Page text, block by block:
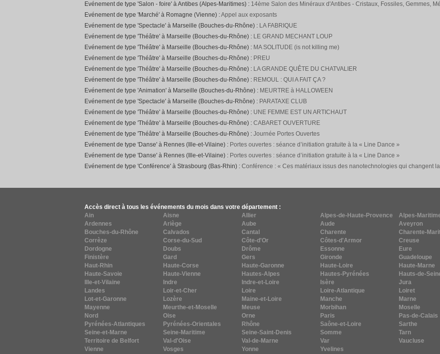
Evénement de type 'Salon - foire' à Antibes (Alpes-Maritimes) : 14ème Salon des Minéraux d'Antibes - Cristaux, Fossiles, Gemmes,
Evénement de type 'Marché' à Romagne (Vienne) :Appel aux exposants
Evénement de type 'Spectacle' à Marseille (Bouches-du-Rhône) : LA FABRIQUE
Evénement de type 'Théâtre' à Marseille (Bouches-du-Rhône) : LE GRAND MECHANT LOUP
Evénement de type 'Théâtre' à Marseille (Bouches-du-Rhône) : MA SOLITUDE (is not killing me)
Evénement de type 'Théâtre' à Marseille (Bouches-du-Rhône) : PREU
Evénement de type 'Théâtre' à Marseille (Bouches-du-Rhône) : LA GRANDE QUÊTE DU CHATVALIER
Evénement de type 'Théâtre' à Marseille (Bouches-du-Rhône) : REMOUL : QUI A FAIT ÇA ?
Evénement de type 'Animation' à Marseille (Bouches-du-Rhône) : MEURTRE à HALLOWEEN
Evénement de type 'Spectacle' à Marseille (Bouches-du-Rhône) : PARATAXE CLUB
Evénement de type 'Théâtre' à Marseille (Bouches-du-Rhône) : UNE FEMME EST UN ARTICHAUT
Evénement de type 'Théâtre' à Marseille (Bouches-du-Rhône) : CABARET OUVERTURE
Evénement de type 'Théâtre' à Marseille (Bouches-du-Rhône) : Journée Portes Ouvertes
Evénement de type 'Danse' à Rennes (Ille-et-Vilaine) : Portes ouvertes : séance d’initiation gratuite à la « Line Dance »
Evénement de type 'Danse' à Rennes (Ille-et-Vilaine) : Portes ouvertes : séance d’initiation gratuite à la « Line Dance »
Evénement de type 'Conférence' à Strasbourg (Bas-Rhin) : Conférence : « Ces matériaux issus des nanotechnologies qui changent
Accès direct à tous les événements du mois dans votre département :
Ain
Aisne Allier Alpes-de-Haute-Provence Alpes-
Ardennes
Ariège Aube Aude Aveyron
Bouches-du-Rhône
Calvados Cantal Charente Charente-
Corrèze
Corse-du-Sud Côte-d'Or Côtes-d'Armor Creuse
Dordogne
Doubs Drôme Essonne Eure
Finistère
Gard Gers Gironde Guadeloupe
Haut-Rhin
Haute-Corse Haute-Garonne Haute-Loire Haute-Marne
Haute-Savoie
Haute-Vienne Hautes-Alpes Hautes-Pyrénées Hauts-de-
Ille-et-Vilaine
Indre Indre-et-Loire Isère Jura
Landes
Loir-et-Cher Loire Loire-Atlantique Loiret
Lot-et-Garonne
Lozère Maine-et-Loire Manche Marne
Mayenne
Meurthe-et-Moselle Meuse Morbihan Moselle
Nord
Oise Orne Paris Pas-de-Calais
Pyrénées-Atlantiques
Pyrénées-Orientales Rhône Saône-et-Loire Sarthe
Seine-et-Marne
Seine-Maritime Seine-Saint-Denis Somme Tarn
Territoire de Belfort
Val-d'Oise Val-de-Marne Var Vaucluse
Vienne
Vosges Yonne Yvelines